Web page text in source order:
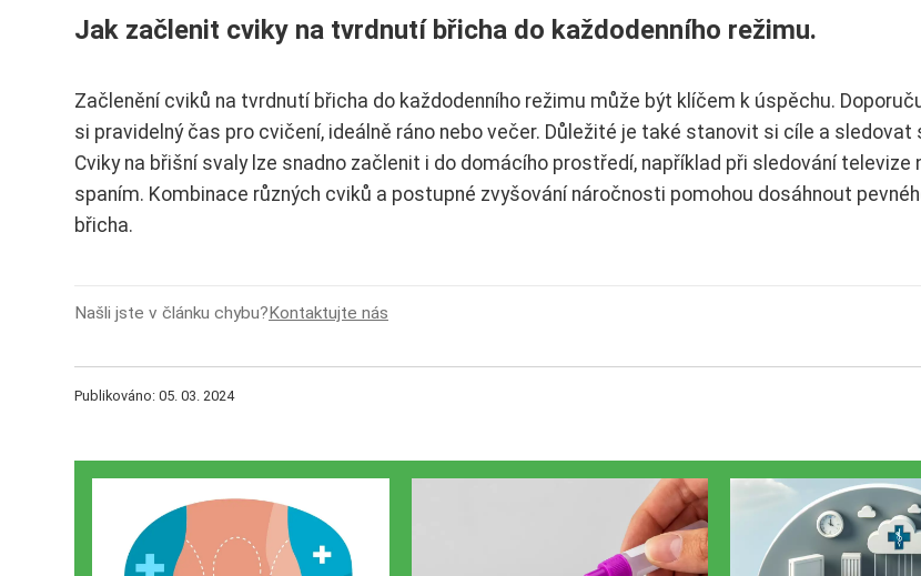
Jak začlenit cviky na tvrdnutí břicha do každodenního režimu.
Začlenění cviků na tvrdnutí břicha do každodenního režimu může být klíčem k úspěchu.
si pravidelný čas pro cvičení, ideálně ráno nebo večer. Důležité je také stanovit si cíle a sledovat
Cviky na břišní svaly lze snadno začlenit i do domácího prostředí, například při sledování televize
spaním. Kombinace různých cviků a postupné zvyšování náročnosti pomohou dosáhnout
břicha.
Našli jste v článku chybu?Kontaktujte nás
Publikováno: 05. 03. 2024